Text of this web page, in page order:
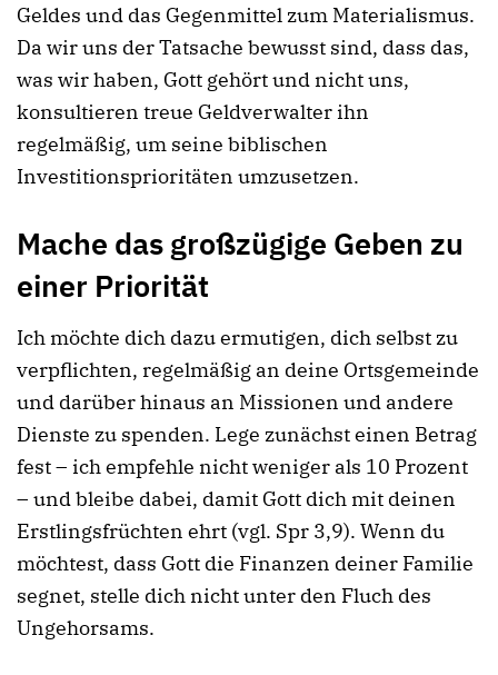
Geldes und das Gegenmittel zum Materialismus.
Da wir uns der Tatsache bewusst sind, dass das,
was wir haben, Gott gehört und nicht uns,
konsultieren treue Geldverwalter ihn
regelmäßig, um seine biblischen
Investitionsprioritäten umzusetzen.
Mache das großzügige Geben zu
einer Priorität
Ich möchte dich dazu ermutigen, dich selbst zu
verpflichten, regelmäßig an deine Ortsgemeinde
und darüber hinaus an Missionen und andere
Dienste zu spenden. Lege zunächst einen Betrag
fest – ich empfehle nicht weniger als 10 Prozent
– und bleibe dabei, damit Gott dich mit deinen
Erstlingsfrüchten ehrt (vgl. Spr 3,9). Wenn du
möchtest, dass Gott die Finanzen deiner Familie
segnet, stelle dich nicht unter den Fluch des
Ungehorsams.